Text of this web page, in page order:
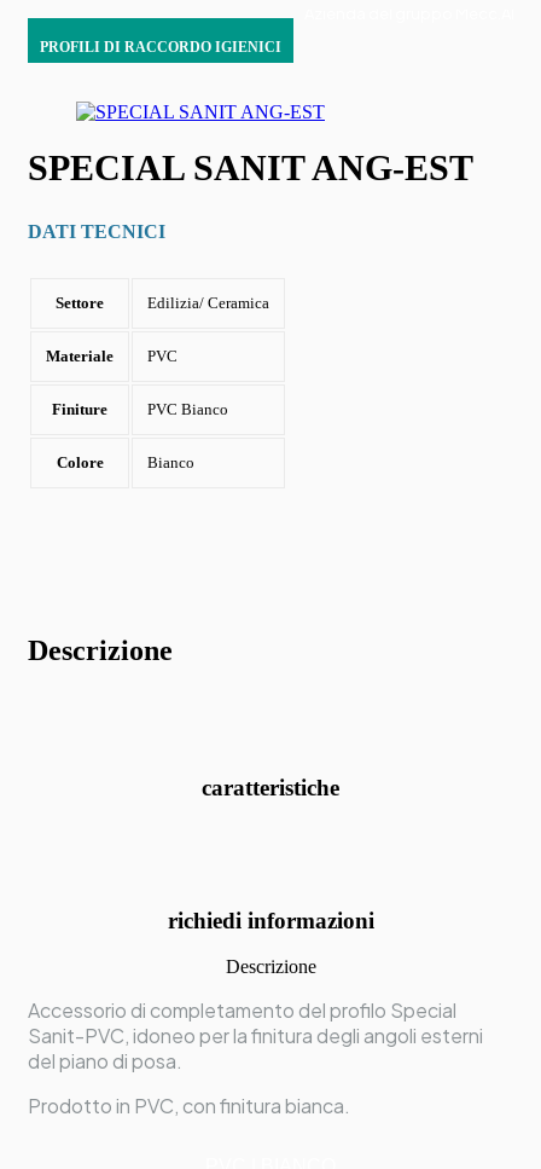
SPECIAL SANIT ANG-EST
PROFILI DI RACCORDO IGIENICI
DATI TECNICI
Settore Edilizia/ Ceramica
Materiale PVC
Finiture PVC Bianco
Colore Bianco
Descrizione
caratteristiche
richiedi informazioni
Descrizione
Accessorio di completamento del profilo Special
Sanit-PVC, idoneo per la finitura degli angoli esterni
del piano di posa.
Prodotto in PVC, con finitura bianca.